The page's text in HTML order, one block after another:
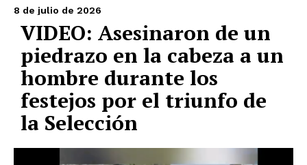
8 de julio de 2026
VIDEO: Asesinaron de un
piedrazo en la cabeza a un
hombre durante los
festejos por el triunfo de
la Selección